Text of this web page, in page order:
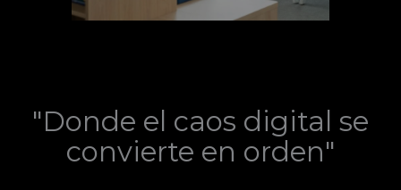
"Donde el caos digital se
convierte en orden"